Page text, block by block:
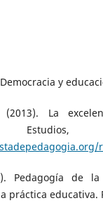
y
(2013). La
Pedagogía de la
práctica educativa.